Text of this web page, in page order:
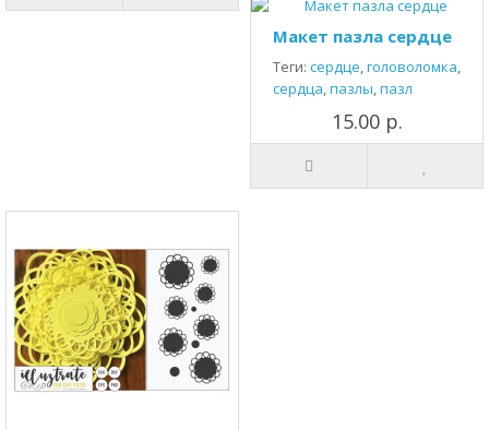
Макет пазла сердце
Теги: сердце,головоломка,
сердца,пазлы,пазл
15.00 р.